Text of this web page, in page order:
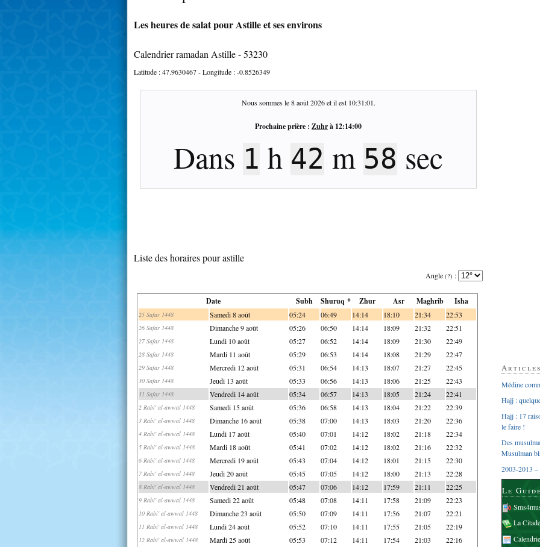
Les heures de salat pour Astille et ses environs
Calendrier ramadan Astille - 53230
Latitude :47.9630467- Longitude :-0.8526349
Nous sommes le8 août 2026et il est 10:31:02.
Prochaine prière : Zuhrà 12:14:00
Dans 1 h 42 m 57 sec
Liste des horaires pour astille
Angle (?) :
Date Subh Shuruq * Zhur Asr Maghrib Isha
25 Safar 1448 Samedi 8 août 05:24 06:49 14:14 18:10 21:34 22:53
26 Safar 1448 Dimanche 9 août 05:26 06:50 14:14 18:09 21:32 22:51
27 Safar 1448 Lundi 10 août 05:27 06:52 14:14 18:09 21:30 22:49
28 Safar 1448 Mardi 11 août 05:29 06:53 14:14 18:08 21:29 22:47
29 Safar 1448 Mercredi 12 août 05:31 06:54 14:13 18:07 21:27 22:45
30 Safar 1448 Jeudi 13 août 05:33 06:56 14:13 18:06 21:25 22:43
31 Safar 1448 Vendredi 14 août 05:34 06:57 14:13 18:05 21:24 22:41
2 Rabi' al-awwal 1448 Samedi 15 août 05:36 06:58 14:13 18:04 21:22 22:39
3 Rabi' al-awwal 1448 Dimanche 16 août 05:38 07:00 14:13 18:03 21:20 22:36
4 Rabi' al-awwal 1448 Lundi 17 août 05:40 07:01 14:12 18:02 21:18 22:34
5 Rabi' al-awwal 1448 Mardi 18 août 05:41 07:02 14:12 18:02 21:16 22:32
6 Rabi' al-awwal 1448 Mercredi 19 août 05:43 07:04 14:12 18:01 21:15 22:30
7 Rabi' al-awwal 1448 Jeudi 20 août 05:45 07:05 14:12 18:00 21:13 22:28
8 Rabi' al-awwal 1448 Vendredi 21 août 05:47 07:06 14:12 17:59 21:11 22:25
9 Rabi' al-awwal 1448 Samedi 22 août 05:48 07:08 14:11 17:58 21:09 22:23
10 Rabi' al-awwal 1448 Dimanche 23 août 05:50 07:09 14:11 17:56 21:07 22:21
11 Rabi' al-awwal 1448 Lundi 24 août 05:52 07:10 14:11 17:55 21:05 22:19
12 Rabi' al-awwal 1448 Mardi 25 août 05:53 07:12 14:11 17:54 21:03 22:16
Médine
Hajj :
Hajj : 17
le faire !
Des
Musulman
2003-2013 –
Le
La